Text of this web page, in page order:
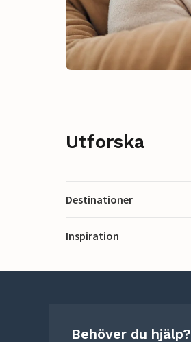
Utforska
Destinationer
Inspiration
Behöver du hjälp?